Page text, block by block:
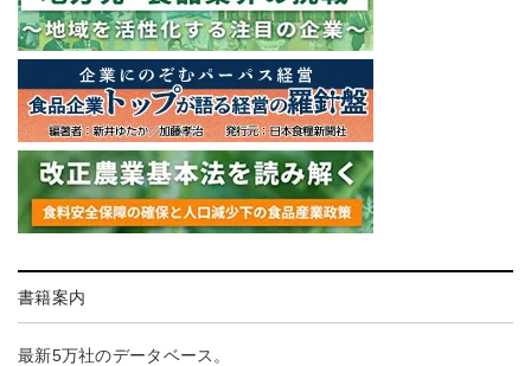
書籍案内
最新5万社のデータベース。